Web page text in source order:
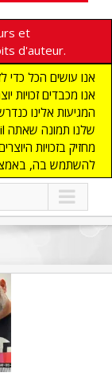
et
d'auteur.
אנו עושים הכל כדי
אנו מכבדים זכויות
מחזיק בזכויות
להשתמש בה,